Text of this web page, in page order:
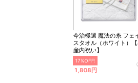
今治極選 魔法の糸 フェ
スタオル（ホワイト）
産内祝い】
17%OFF!
1,808円